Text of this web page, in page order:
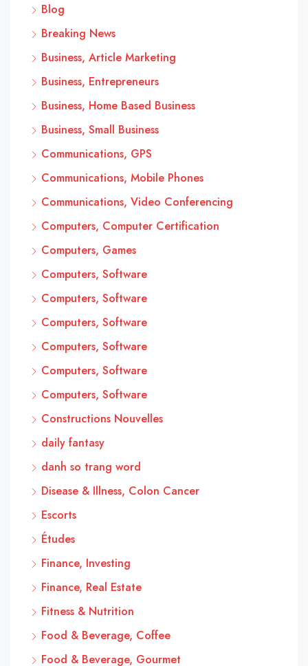
Blog
Breaking News
Business, Article Marketing
Business, Entrepreneurs
Business, Home Based Business
Business, Small Business
Communications, GPS
Communications, Mobile Phones
Communications, Video Conferencing
Computers, Computer Certification
Computers, Games
Computers, Software
Computers, Software
Computers, Software
Computers, Software
Computers, Software
Computers, Software
Constructions Nouvelles
daily fantasy
danh so trang word
Disease & Illness, Colon Cancer
Escorts
Études
Finance, Investing
Finance, Real Estate
Fitness & Nutrition
Food & Beverage, Coffee
Food & Beverage, Gourmet